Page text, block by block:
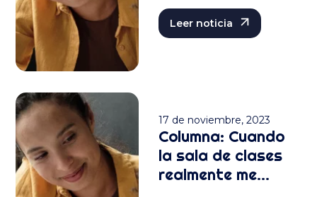
Leer noticia
17 de noviembre, 2023
Columna: Cuando
la sala de clases
realmente me